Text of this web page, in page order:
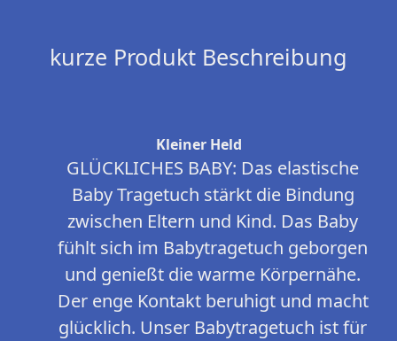
kurze Produkt Beschreibung
Kleiner Held
GLÜCKLICHES BABY: Das elastische
Baby Tragetuch stärkt die Bindung
zwischen Eltern und Kind. Das Baby
fühlt sich im Babytragetuch geborgen
und genießt die warme Körpernähe.
Der enge Kontakt beruhigt und macht
glücklich. Unser Babytragetuch ist für